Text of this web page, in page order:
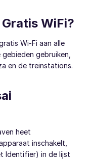
WiFi?
Wi-Fi aan alle
gebruiken,
en de treinstations.
heet
inschakelt,
Identifier) in de lijst